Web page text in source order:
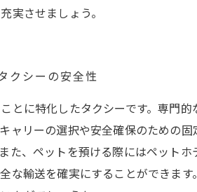
実させましょう。
クシーの安全性
とに特化したタクシーです。専門
ャリーの選択や安全確保のための
た、ペットを預ける際にはペット
な輸送を確実にすることができま